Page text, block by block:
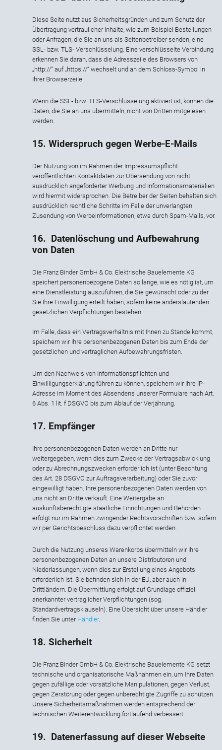
Diese Seite nutzt aus Sicherheitsgründen und zum Schutz der
Übertragung vertraulicher Inhalte, wie zum Beispiel Bestellungen
oder Anfragen, die Sie an uns als Seitenbetreiber senden, eine
SSL- bzw. TLS- Verschlüsselung. Eine verschlüsselte Verbindung
erkennen Sie daran, dass die Adresszeile des Browsers von
„http://“ auf „https://“ wechselt und an dem Schloss-Symbol in
Ihrer Browserzeile.
Wenn die SSL- bzw. TLS-Verschlüsselung aktiviert ist, können die
Daten, die Sie an uns übermitteln, nicht von Dritten mitgelesen
werden.
15. Widerspruch gegen Werbe-E-Mails
Der Nutzung von im Rahmen der Impressumspflicht
veröffentlichten Kontaktdaten zur Übersendung von nicht
ausdrücklich angeforderter Werbung und Informationsmaterialien
wird hiermit widersprochen. Die Betreiber der Seiten behalten sich
ausdrücklich rechtliche Schritte im Falle der unverlangten
Zusendung von Werbeinformationen, etwa durch Spam-Mails, vor.
16. Datenlöschung und Aufbewahrung
von Daten
Die Franz Binder GmbH & Co. Elektrische Bauelemente KG
speichert personenbezogene Daten so lange, wie es nötig ist, um
eine Dienstleistung auszuführen, die Sie gewünscht oder zu der
Sie Ihre Einwilligung erteilt haben, sofern keine anderslautenden
gesetzlichen Verpflichtungen bestehen.
Im Falle, dass ein Vertragsverhältnis mit Ihnen zu Stande kommt,
speichern wir Ihre personenbezogenen Daten bis zum Ende der
gesetzlichen und vertraglichen Aufbewahrungsfristen.
Um den Nachweis von Informationspflichten und
Einwilligungserklärung führen zu können, speichern wir Ihre IP-
Adresse im Moment des Absendens unserer Formulare nach Art.
6 Abs. 1 lit. f DSGVO bis zum Ablauf der Verjährung.
17. Empfänger
Ihre personenbezogenen Daten werden an Dritte nur
weitergegeben, wenn dies zum Zwecke der Vertragsabwicklung
oder zu Abrechnungszwecken erforderlich ist (unter Beachtung
des Art. 28 DSGVO zur Auftragsverarbeitung) oder Sie zuvor
eingewilligt haben. Ihre personenbezogenen Daten werden von
uns nicht an Dritte verkauft. Eine Weitergabe an
auskunftsberechtigte staatliche Einrichtungen und Behörden
erfolgt nur im Rahmen zwingender Rechtsvorschriften bzw. sofern
wir per Gerichtsbeschluss dazu verpflichtet werden.
Durch die Nutzung unseres Warenkorbs übermitteln wir Ihre
personenbezogenen Daten an unsere Distributoren und
Niederlassungen, wenn dies zur Erstellung eines Angebots
erforderlich ist. Sie befinden sich in der EU, aber auch in
Drittländern. Die Übermittlung erfolgt auf Grundlage offiziell
anerkannter vertraglicher Verpflichtungen (sog.
Standardvertragsklauseln). Eine Übersicht über unsere Händler
finden Sie unter Händler.
18. Sicherheit
Die Franz Binder GmbH & Co. Elektrische Bauelemente KG setzt
technische und organisatorische Maßnahmen ein, um Ihre Daten
gegen zufällige oder vorsätzliche Manipulationen, gegen Verlust,
gegen Zerstörung oder gegen unberechtigte Zugriffe zu schützen.
Unsere Sicherheitsmaßnahmen werden entsprechend der
technischen Weiterentwicklung fortlaufend verbessert.
19. Datenerfassung auf dieser Webseite